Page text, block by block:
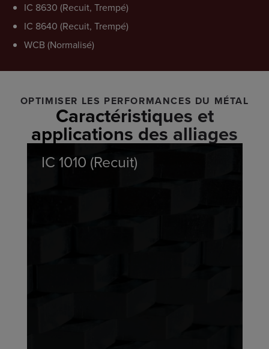
IC 8630 (Recuit, Trempé)
IC 8640 (Recuit, Trempé)
WCB (Normalisé)
OPTIMISER LES PERFORMANCES DU MÉTAL
Caractéristiques et
applications des alliages
IC 1010 (Recuit)